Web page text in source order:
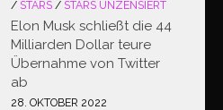
/ STARS / STARS UNZENSIERT
Elon Musk schließt die 44
Milliarden Dollar teure
Übernahme von Twitter
ab
28. OKTOBER 2022